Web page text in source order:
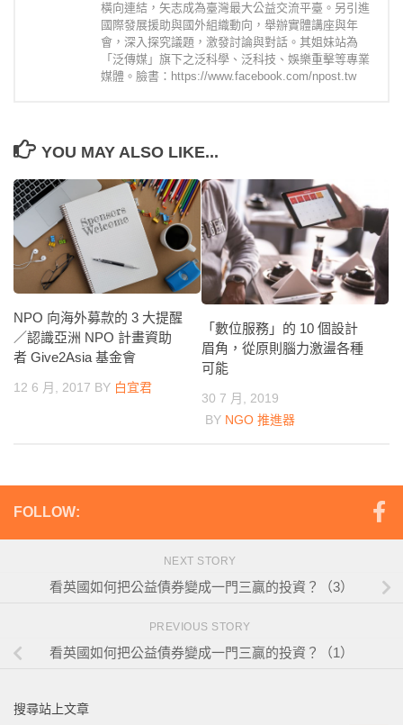
橫向連結，矢志成為臺灣最大公益交流平臺。另引進
國際發展援助與國外組織動向，舉辦實體講座與年
會，深入探究議題，激發討論與對話。其姐妹站為
「泛傳媒」旗下之泛科學、泛科技、娛樂重擊等專業
媒體。臉書：https://www.facebook.com/npost.tw
YOU MAY ALSO LIKE...
NPO 向海外募款的 3 大提醒
／認識亞洲 NPO 計畫資助
者 Give2Asia 基金會
12 6 月, 2017 BY 白宜君
「數位服務」的 10 個設計
眉角，從原則腦力激盪各種
可能
30 7 月, 2019
BY NGO 推進器
FOLLOW:
NEXT STORY
看英國如何把公益債券變成一門三贏的投資？（3）
PREVIOUS STORY
看英國如何把公益債券變成一門三贏的投資？（1）
搜尋站上文章